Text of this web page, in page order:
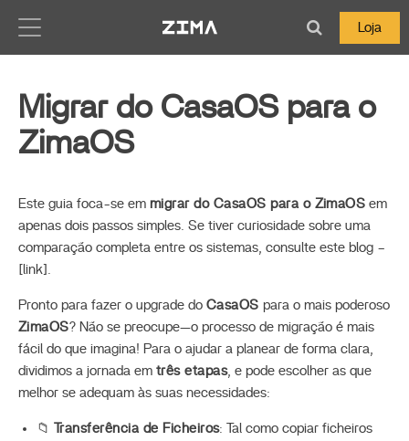
Loja
Migrar do CasaOS para o
ZimaOS
Este guia foca-se em migrar do CasaOS para o ZimaOS em
apenas dois passos simples. Se tiver curiosidade sobre uma
comparação completa entre os sistemas, consulte este blog –
[link].
Pronto para fazer o upgrade do CasaOS para o mais poderoso
ZimaOS? Não se preocupe—o processo de migração é mais
fácil do que imagina! Para o ajudar a planear de forma clara,
dividimos a jornada em três etapas, e pode escolher as que
melhor se adequam às suas necessidades:
📁 Transferência de Ficheiros: Tal como copiar ficheiros